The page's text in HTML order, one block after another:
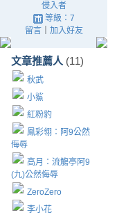
侵入者
等級：7
留言｜ 加入好友
文章推薦人 (11)
秋武
小鯊
紅粉豹
鳳彩翎：阿9公然
侮辱
高月：流觴亭阿9
(九)公然侮辱
ZeroZero
李小花